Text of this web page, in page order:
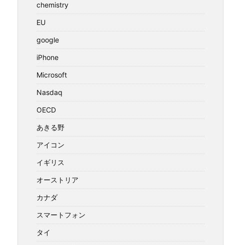
chemistry
EU
google
iPhone
Microsoft
Nasdaq
OECD
あきる野
アイコン
イギリス
オーストリア
カナダ
スマートフォン
タイ